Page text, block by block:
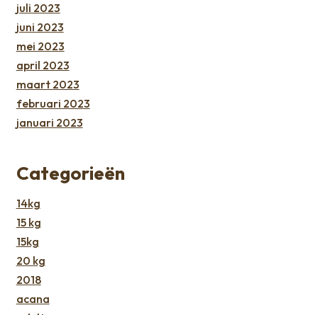
juli 2023
juni 2023
mei 2023
april 2023
maart 2023
februari 2023
januari 2023
Categorieën
14kg
15 kg
15kg
20 kg
2018
acana